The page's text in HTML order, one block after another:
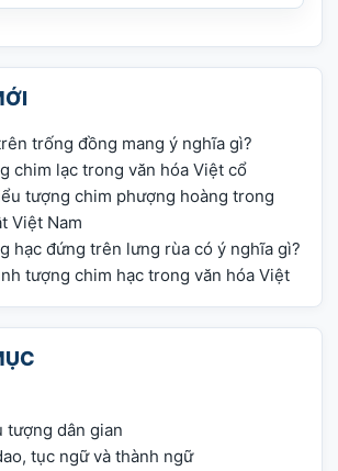
trống đồng mang ý nghĩa gì?
chim lạc trong văn hóa Việt cổ
tượng chim phượng hoàng trong
Việt Nam
hạc đứng trên lưng rùa có ý nghĩa gì?
tượng chim hạc trong văn hóa Việt
tượng dân gian
tục ngữ và thành ngữ